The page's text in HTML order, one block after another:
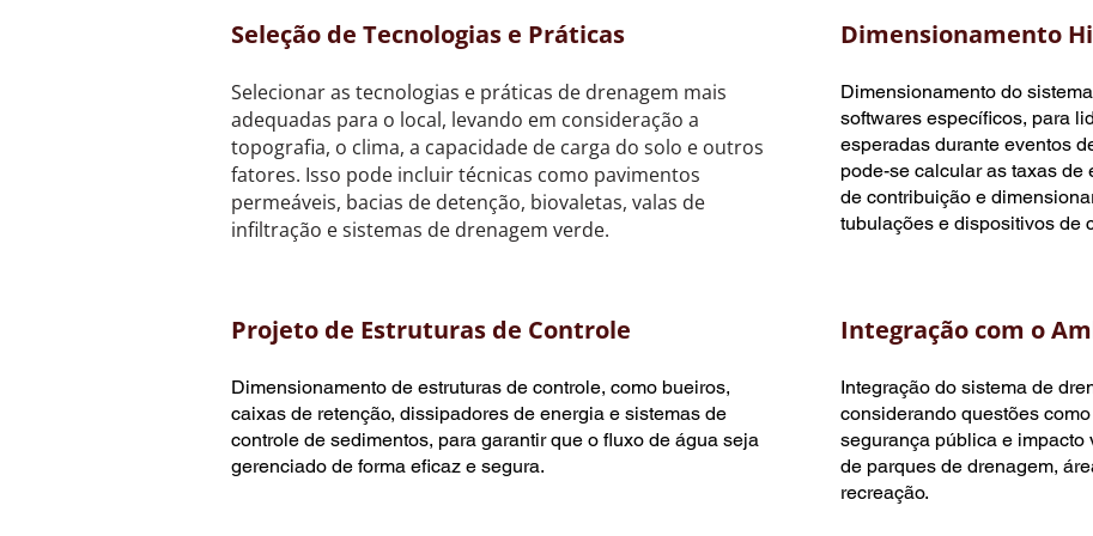
Seleção de Tecnologias e Práticas
Selecionar as tecnologias e práticas de drenagem mais
adequadas para o local, levando em consideração a
topografia, o clima, a capacidade de carga do solo e outros
fatores. Isso pode incluir técnicas como pavimentos
permeáveis, bacias de detenção, biovaletas, valas de
infiltração e sistemas de drenagem verde.
Dimensionamento
Dimensionamento do
softwares específicos, para
esperadas durante eventos
pode-se calcular as taxas de
de contribuição e
tubulações e dispositivos de
Projeto de Estruturas de Controle
Dimensionamento de estruturas de controle, como bueiros,
caixas de retenção, dissipadores de energia e sistemas de
controle de sedimentos, para garantir que o fluxo de água seja
gerenciado de forma eficaz e segura.
Integração com o
Integração do sistema de
considerando questões
segurança pública e impacto
de parques de drenagem,
recreação.